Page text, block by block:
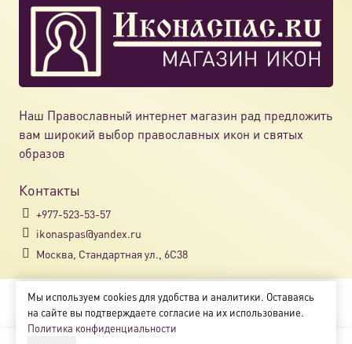
Наш Православный интернет магазин рад предложить
вам широкий выбор православных икон и святых
образов
Контакты
+977-523-53-57
ikonaspas@yandex.ru
Москва, Стандартная ул., 6С38
Copyright © 2018-2025
Магазин православных икон «ikonaspas.ru»
Мы используем cookies для удобства и аналитики. Оставаясь
на сайте вы подтверждаете согласие на их использование.
Политика конфиденциальности